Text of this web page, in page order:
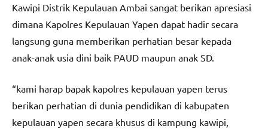
Kawipi Distrik Kepulauan Ambai sangat berikan apresiasi
dimana Kapolres Kepulauan Yapen dapat hadir secara
langsung guna memberikan perhatian besar kepada
anak-anak usia dini baik PAUD maupun anak SD.
“kami harap bapak kapolres kepulauan yapen terus
berikan perhatian di dunia pendidikan di kabupaten
kepulauan yapen secara khusus di kampung kawipi,